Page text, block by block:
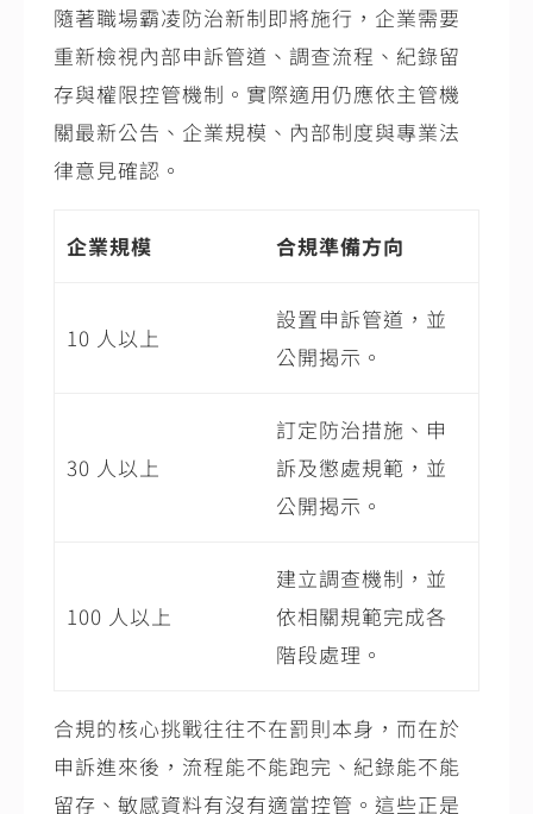
隨著職場霸凌防治新制即將施行，企業需要
重新檢視內部申訴管道、調查流程、紀錄留
存與權限控管機制。實際適用仍應依主管機
關最新公告、企業規模、內部制度與專業法
律意見確認。
企業規模 合規準備方向
10 人以上
設置申訴管道，並
公開揭示。
30 人以上
訂定防治措施、申
訴及懲處規範，並
公開揭示。
100 人以上
建立調查機制，並
依相關規範完成各
階段處理。
合規的核心挑戰往往不在罰則本身，而在於
申訴進來後，流程能不能跑完、紀錄能不能
留存、敏感資料有沒有適當控管。這些正是